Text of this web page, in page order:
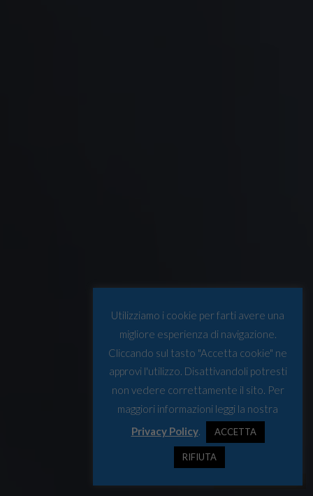
Utilizziamo i cookie per farti avere una
migliore esperienza di navigazione.
Cliccando sul tasto "Accetta cookie" ne
approvi l'utilizzo. Disattivandoli potresti
non vedere correttamente il sito. Per
maggiori informazioni leggi la nostra
Privacy Policy. ACCETTA
RIFIUTA